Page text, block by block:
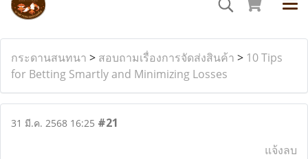
กระดานสนทนา > สอบถามเรื่องการจัดส่งสินค้า > 10 Tips
for Betting Smartly and Minimizing Losses
31 มี.ค. 2568 16:25 #21
แจ้งลบ